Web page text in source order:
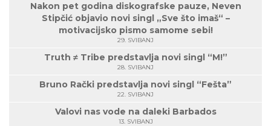
Nakon pet godina diskografske pauze, Neven
Stipčić objavio novi singl „Sve što imaš“ –
motivacijsko pismo samome sebi!
29. SVIBANJ
Truth ≠ Tribe predstavlja novi singl “M!”
28. SVIBANJ
Bruno Rački predstavlja novi singl “Fešta”
22. SVIBANJ
Valovi nas vode na daleki Barbados
13. SVIBANJ